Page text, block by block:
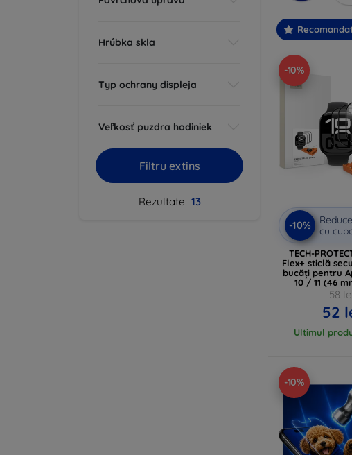
Hrúbka skla
Typ ochrany displeja
Veľkosť puzdra hodiniek
Filtru extins
Rezultate 13
-10%
-10%
cu
TECH-
Flex+ sticlă
bucăți pentru
10 / 11 (46
58
52
Ultimul
-10%